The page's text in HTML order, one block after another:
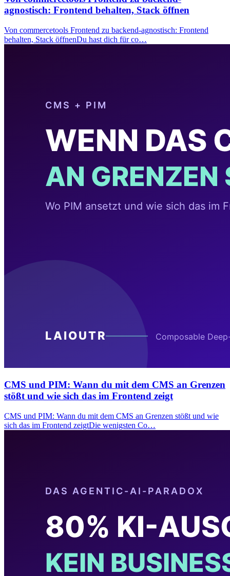
agnostisch: Frontend behalten, Stack öffnen
Von commercetools Frontend zu backend-agnostisch: Frontend
behalten, Stack öffnenDu hast dich für co…
CMS und PIM: Wann du mit dem CMS an Grenzen
stößt und wie sich das im Frontend zeigt
CMS und PIM: Wann du mit dem CMS an Grenzen stößt und wie
sich das im Frontend zeigtDie wenigsten Co…